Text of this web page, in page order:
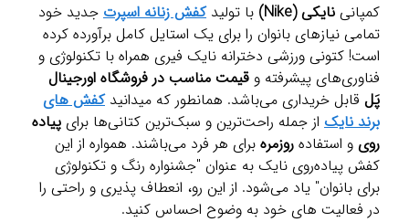
کمپانی نایکی (Nike) با تولیدکفش زنانه اسپرت جدید خود
تمامی نیازهای بانوان را برای یک استایل کامل برآورده کرده
است! کتونی ورزشی دخترانه نایک فیری همراه با تکنولوژی و
فناوری‌های پیشرفته و قیمت مناسب در فروشگاه اورجینال
پَل قابل خریداری می‌باشد. همانطور که میدانیدکفش های
برند نایک از جمله راحت‌ترین و سبک‌ترین کتانی‌ها برای پیاده
روی و استفاده روزمره برای هر فرد می‌باشند. همواره از این
کفش پیاده‌روی نایک به عنوان "جشنواره رنگ و تکنولوژی
برای بانوان" یاد می‌شود. از این رو، انعطاف پذیری و راحتی را
در فعالیت های خود به وضوح احساس کنید.